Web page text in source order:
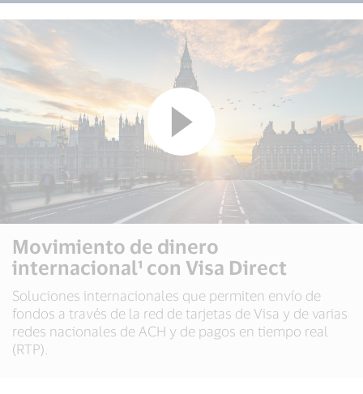
Movimiento de dinero
internacional¹ con Visa Direct
Soluciones internacionales que permiten envío de
fondos a través de la red de tarjetas de Visa y de varias
redes nacionales de ACH y de pagos en tiempo real
(RTP).